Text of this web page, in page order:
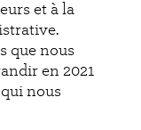
et à la
que nous
en 2021
nous